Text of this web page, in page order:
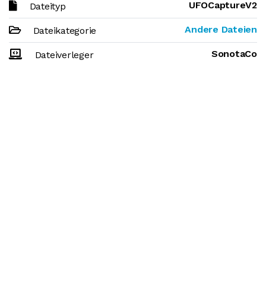
Dateityp UFOCaptureV2
Dateikategorie Andere Dateien
Dateiverleger SonotaCo